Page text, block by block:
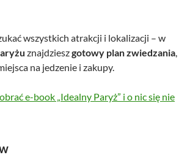
wszystkich atrakcji i lokalizacji – w
znajdzieszgotowy plan zwiedzania
na jedzenie i zakupy.
e-book „Idealny Paryż” i o nic się nie